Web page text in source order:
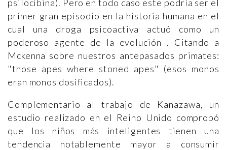
psilocibina). Pero en todo caso este podría ser el
primer gran episodio en la historia humana en el
cual una droga psicoactiva actuó como un
poderoso agente de la evolución . Citando a
Mckenna sobre nuestros antepasados primates:
"those apes where stoned apes" (esos monos
eran monos dosificados).
Complementario al trabajo de Kanazawa, un
estudio realizado en el Reino Unido comprobó
que los niños más inteligentes tienen una
tendencia notablemente mayor a consumir